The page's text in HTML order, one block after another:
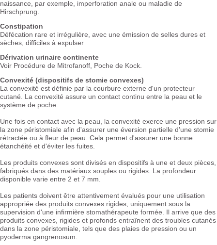
naissance, par exemple, imperforation anale ou maladie de
Hirschprung.
Constipation
Défécation rare et irrégulière, avec une émission de selles dures et
sèches, difficiles à expulser
Dérivation urinaire continente
Voir Procédure de Mitrofanoff, Poche de Kock.
Convexité (dispositifs de stomie convexes)
La convexité est définie par la courbure externe d'un protecteur
cutané. La convexité assure un contact continu entre la peau et le
système de poche.
Une fois en contact avec la peau, la convexité exerce une pression sur
la zone péristomiale afin d'assurer une éversion partielle d'une stomie
rétractée ou à fleur de peau. Cela permet d'assurer une bonne
étanchéité et d'éviter les fuites.
Les produits convexes sont divisés en dispositifs à une et deux pièces,
fabriqués dans des matériaux souples ou rigides. La profondeur
disponible varie entre 2 et 7 mm.
Les patients doivent être attentivement évalués pour une utilisation
appropriée des produits convexes rigides, uniquement sous la
supervision d'une infirmière stomathérapeute formée. Il arrive que des
produits convexes, rigides et profonds entraînent des troubles cutanés
dans la zone péristomiale, tels que des plaies de pression ou un
pyoderma gangrenosum.